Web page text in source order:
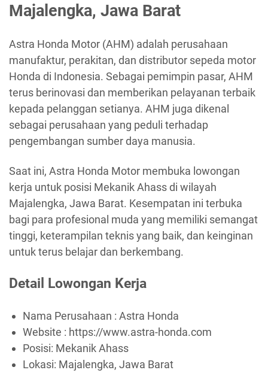
Majalengka, Jawa Barat
Astra Honda Motor (AHM) adalah perusahaan
manufaktur, perakitan, dan distributor sepeda motor
Honda di Indonesia. Sebagai pemimpin pasar, AHM
terus berinovasi dan memberikan pelayanan terbaik
kepada pelanggan setianya. AHM juga dikenal
sebagai perusahaan yang peduli terhadap
pengembangan sumber daya manusia.
Saat ini, Astra Honda Motor membuka lowongan
kerja untuk posisi Mekanik Ahass di wilayah
Majalengka, Jawa Barat. Kesempatan ini terbuka
bagi para profesional muda yang memiliki semangat
tinggi, keterampilan teknis yang baik, dan keinginan
untuk terus belajar dan berkembang.
Detail Lowongan Kerja
Nama Perusahaan : Astra Honda
Website : https://www.astra-honda.com
Posisi: Mekanik Ahass
Lokasi: Majalengka, Jawa Barat